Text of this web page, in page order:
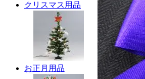
クリスマス用品
お正月用品